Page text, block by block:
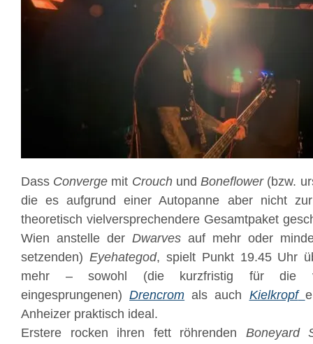
Dass Converge mit CrouchundBoneflower(bzw.
die es aufgrund einer Autopanne aber nicht
theoretisch vielversprechendere Gesamtpaket
Wien anstelle der Dwarves auf mehr oder
setzenden) Eyehategod, spielt Punkt 19.45 Uhr
mehr – sowohl (die kurzfristig für die
eingesprungenen)Drencrom als auch Kielkropf
Anheizer praktisch ideal.
Erstere rocken ihren fett röhrenden Boneyard